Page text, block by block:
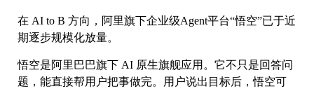
在 AI to B 方向，阿里旗下企业级Agent平台“悟空”已于近
期逐步规模化放量。
悟空是阿里巴巴旗下 AI 原生旗舰应用。它不只是回答问
题，能直接帮用户把事做完。用户说出目标后，悟空可